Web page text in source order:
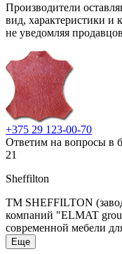
Производители
вид, характеристики и
не уведомляя
+375 29 123-00-70
Ответим на вопросы в
21
Sheffilton
ТМ SHEFFILTON
компаний "ELMAT
современной мебели
Еще